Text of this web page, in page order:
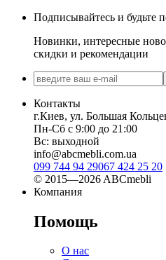
Подписывайтесь и будьте
Новинки, интересные
скидки и рекомендации
Контакты
г.Киев, ул. Большая
Пн-Сб с 9:00 до 21:00
Вс: выходной
info@abcmebli.com.ua
099 744 94 29067 424 25 20
© 2015—2026 ABCmebli
Компания
Помощь
О нас